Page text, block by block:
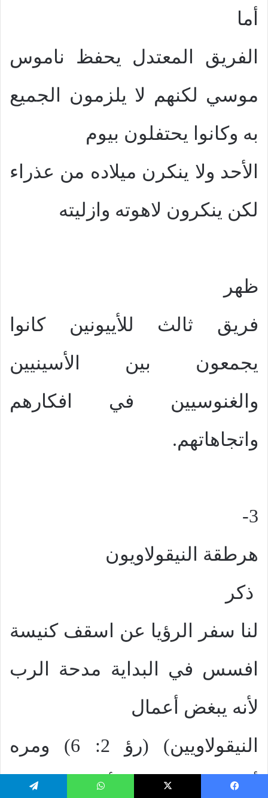
أما
الفريق المعتدل يحفظ ناموس
موسي لكنهم لا يلزمون الجميع
به وكانوا يحتفلون بيوم
الأحد ولا ينكرن ميلاده من عذراء
لكن ينكرون لاهوته وازليته
ظهر
فريق ثالث للأييونين كانوا
يجمعون بين الأسينيين
والغنوسيين في افكارهم
واتجاهاتهم.
3-
هرطقة النيقولاويون
ذكر
لنا سفر الرؤيا عن اسقف كنيسة
افسس في البداية مدحة الرب
لأنه يبغض أعمال
النيقولاويين) (رؤ 2: 6) ومره
أخرى حزر ووعيد لأسقف كنيسة